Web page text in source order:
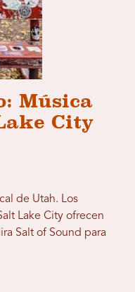
Música
City
de Utah. Los
Lake City ofrecen
Salt of Sound para